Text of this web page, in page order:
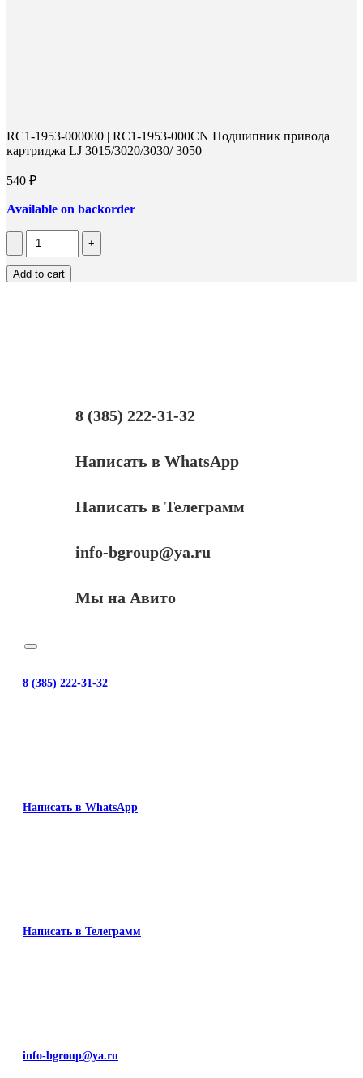
RC1-1953-000000 | RC1-1953-000CN Подшипник привода
картриджа LJ 3015/3020/3030/ 3050
540 ₽
Available on backorder
Количество
RC1-
1953-
000000
3015/3020/3030/
Add to cart
8 (385) 222-31-32
Написать в WhatsApp
Написать в Телеграмм
info-bgroup@ya.ru
Мы на Авито
8 (385) 222-31-32
Написать в WhatsApp
Написать в Телеграмм
info-bgroup@ya.ru